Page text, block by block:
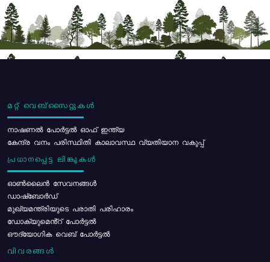
മറ്റ് വെബ്സൈറ്റുകൾ
നാഷണൽ പോർട്ടൽ ഓഫ് ഇന്ത്യ
കേന്ദ്ര വനം പരിസ്ഥിതി കാലാവസ്ഥ വ്യതിയാന വകുപ്പ്
പ്രധാനപ്പെട്ട ലിങ്കുകൾ
ഓൺലൈൻ സേവനങ്ങൾ
ഡാഷ്ബോർഡ്
മുഖ്യമന്ത്രിയുടെ പരാതി പരിഹാരം
ഡോക്യുമെൻ്റ് പോർട്ടൽ
ഔദ്യോഗിക വെബ് പോർട്ടൽ
വിവരങ്ങൾ